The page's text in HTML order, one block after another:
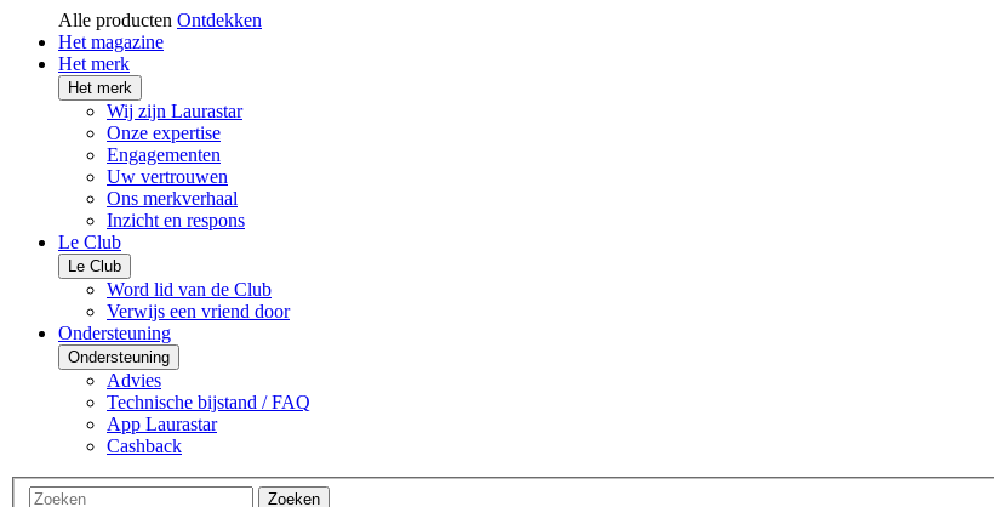
Alle producten Ontdekken
Het magazine
Het merk
Het merk
Wij zijn Laurastar
Onze expertise
Engagementen
Uw vertrouwen
Ons merkverhaal
Inzicht en respons
Le Club
Le Club
Word lid van de Club
Verwijs een vriend door
Ondersteuning
Ondersteuning
Advies
Technische bijstand / FAQ
App Laurastar
Cashback
Zoeken